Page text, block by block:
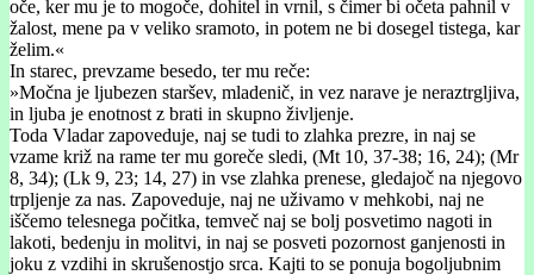
oče, ker mu je to mogoče, dohitel in vrnil, s čimer bi očeta pahnil v
žalost, mene pa v veliko sramoto, in potem ne bi dosegel tistega, kar
želim.«
In starec, prevzame besedo, ter mu reče:
»Močna je ljubezen staršev, mladenič, in vez narave je neraztrgljiva,
in ljuba je enotnost z brati in skupno življenje.
Toda Vladar zapoveduje, naj se tudi to zlahka prezre, in naj se
vzame križ na rame ter mu goreče sledi, (Mt 10, 37-38; 16, 24); (Mr
8, 34); (Lk 9, 23; 14, 27) in vse zlahka prenese, gledajoč na njegovo
trpljenje za nas. Zapoveduje, naj ne uživamo v mehkobi, naj ne
iščemo telesnega počitka, temveč naj se bolj posvetimo nagoti in
lakoti, bedenju in molitvi, in naj se posveti pozornost ganjenosti in
joku z vzdihi in skrušenostjo srca. Kajti to se ponuja bogoljubnim